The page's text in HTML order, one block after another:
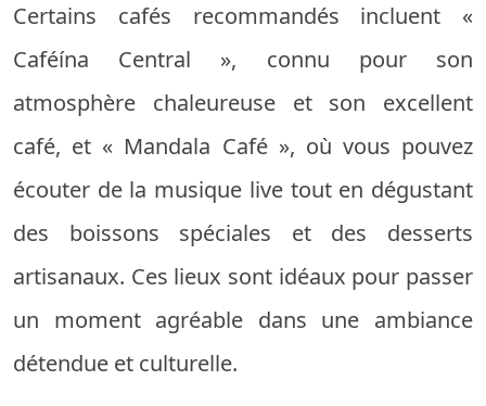
Certains cafés recommandés incluent «
Caféína Central », connu pour son
atmosphère chaleureuse et son excellent
café, et « Mandala Café », où vous pouvez
écouter de la musique live tout en dégustant
des boissons spéciales et des desserts
artisanaux. Ces lieux sont idéaux pour passer
un moment agréable dans une ambiance
détendue et culturelle.